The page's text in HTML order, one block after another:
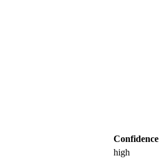
Confidence
high